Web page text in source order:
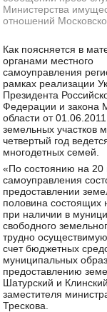
Министерства
отношений
Как поясняется в
органами местного
самоуправления
рамках реализации
Президента
Федерации и закона
области от
земельных участков
четвертый год
многодетных семей.
«По состоянию на 20
самоуправления
предоставлении
половина состоящих
при наличии в
свободного
трудно
счет бюджетных
муниципальных
предоставлению
Шатурский и
заместителя
Трескова.